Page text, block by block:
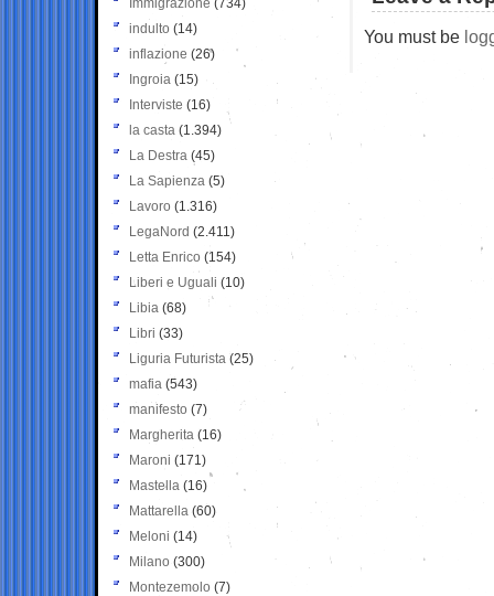
You must be
Immigrazione (734)
indulto (14)
inflazione (26)
Ingroia (15)
Interviste (16)
la casta (1.394)
La Destra (45)
La Sapienza (5)
Lavoro (1.316)
LegaNord (2.411)
Letta Enrico (154)
Liberi e Uguali (10)
Libia (68)
Libri (33)
Liguria Futurista (25)
mafia (543)
manifesto (7)
Margherita (16)
Maroni (171)
Mastella (16)
Mattarella (60)
Meloni (14)
Milano (300)
Montezemolo (7)